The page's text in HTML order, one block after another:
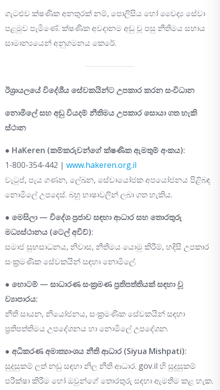
ගැටළුව ක්ෂණික අනතුරක් නම්, පොලිසිය හෝ වෛද්‍ය සේවා
පළමුව පැමිණේ. ක්ෂණික අවදානම අඩු වූ පසු නීතිමය සහාය
සාමාන්‍යයෙන් අනුගමනය කෙරේ.
ඊශ්‍රායලයේ විදේශීය සේවකයින්ට උපකාර කරන සංවිධාන
නොමිලේ සහ අඩු වියදම් නීතිමය උපකාර සොයා ගත හැකි
ස්ථාන
● HaKeren (කම්කරුවන්ගේ ක්ෂණික ඇමතුම් අංකය):
1-800-354-442 | www.hakeren.org.il
වැටුප්, පැය ගණන, ලේඛන, සේවායෝජක අපයෝජනය පිළිබඳ
නොමිලේ උපදෙස්. බහු භාෂාවලින් ලබා ගත හැකිය.
● මෙසිලා — විදේශ ප්‍රජාව සඳහා ආධාර සහ තොරතුරු
මධ්‍යස්ථානය (ටෙල් අවිව්):
සමාජ සුභසාධනය, නිවාස, නීතිමය යොමු කිරීම්, හදිසි උපකාර
සංක්‍රමණික සේවකයින් සඳහා නොමිලේ.
● හොටම් — සාධාරණ සංක්‍රමණ ප්‍රතිපත්තියක් සඳහා වූ
ව්‍යාපාරය:
නීති සායන, නියෝජනය, සංක්‍රමණික සේවකයින් සඳහා
ප්‍රතිපත්තිමය උපදේශනය හා නොමිලේ උපදේශන.
● අධිකරණ අමාත්‍යාංශය නීති ආධාර (Siyua Mishpati):
සුදුසුකම් ලත් නඩු සඳහා නිල නීති ආධාර. gov.il හි සුදුසුකම්
පරීක්ෂා කිරීම හෝ ඔවුන්ගේ තොරතුරු සඳහා ඇමතීම කළ හැක.